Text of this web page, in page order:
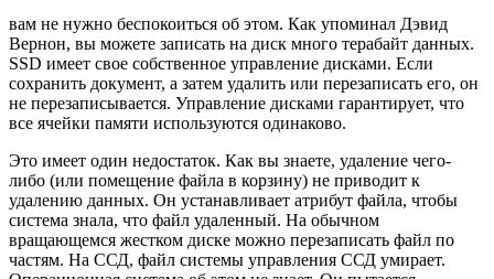
вам не нужно беспокоиться об этом. Как упоминал Дэвид
Вернон, вы можете записать на диск много терабайт данных.
SSD имеет свое собственное управление дисками. Если
сохранить документ, а затем удалить или перезаписать его, он
не перезаписывается. Управление дисками гарантирует, что
все ячейки памяти используются одинаково.
Это имеет один недостаток. Как вы знаете, удаление чего-
либо (или помещение файла в корзину) не приводит к
удалению данных. Он устанавливает атрибут файла, чтобы
система знала, что файл удаленный. На обычном
вращающемся жестком диске можно перезаписать файл по
частям. На ССД, файл системы управления ССД умирает.